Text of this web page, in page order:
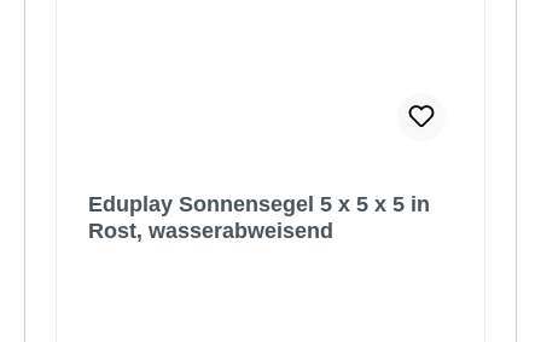
Eduplay Sonnensegel 5 x 5 x 5 in
Rost, wasserabweisend